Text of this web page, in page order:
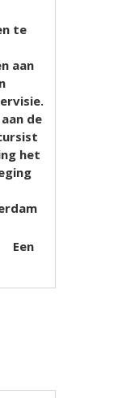
te
aan
de
het
Een